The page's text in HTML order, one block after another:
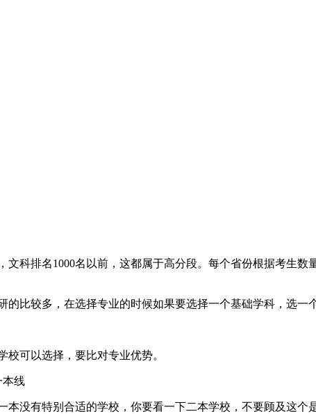
文科排名1000名以前，这都属于高分段。每个省份根据考生
比较多，在选择专业的时候如果要选择一个基础学科，选一
可以选择，要比对专业优势。
本线
本没有特别合适的学校，你要看一下二本学校，不要顾及这